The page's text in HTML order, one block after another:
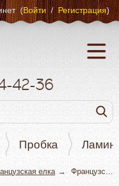
(Войти/Регистрация)
42-36
Пробка
елка Французская елка Дуб 72 Мокко